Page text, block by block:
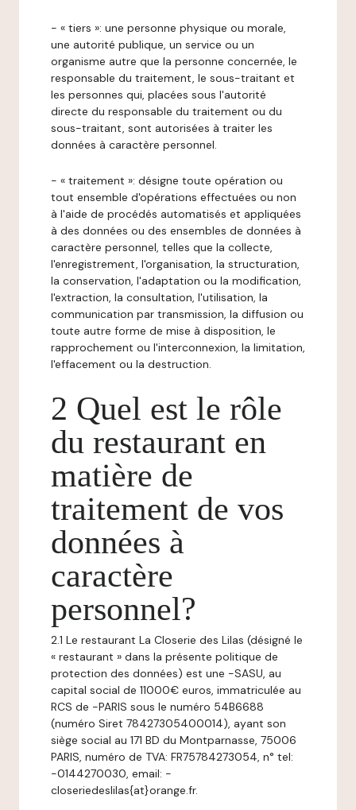
- « tiers »: une personne physique ou morale,
une autorité publique, un service ou un
organisme autre que la personne concernée, le
responsable du traitement, le sous-traitant et
les personnes qui, placées sous l'autorité
directe du responsable du traitement ou du
sous-traitant, sont autorisées à traiter les
données à caractère personnel.
- « traitement »: désigne toute opération ou
tout ensemble d'opérations effectuées ou non
à l'aide de procédés automatisés et appliquées
à des données ou des ensembles de données à
caractère personnel, telles que la collecte,
l'enregistrement, l'organisation, la structuration,
la conservation, l'adaptation ou la modification,
l'extraction, la consultation, l'utilisation, la
communication par transmission, la diffusion ou
toute autre forme de mise à disposition, le
rapprochement ou l'interconnexion, la limitation,
l'effacement ou la destruction.
2 Quel est le rôle
du restaurant en
matière de
traitement de vos
données à
caractère
personnel?
2.1 Le restaurant La Closerie des Lilas (désigné le
« restaurant » dans la présente politique de
protection des données) est une -SASU, au
capital social de 11000€ euros, immatriculée au
RCS de -PARIS sous le numéro 54B6688
(numéro Siret 78427305400014), ayant son
siège social au 171 BD du Montparnasse, 75006
PARIS, numéro de TVA: FR75784273054, n° tel:
-0144270030, email: -
closeriedeslilas{at}orange.fr.